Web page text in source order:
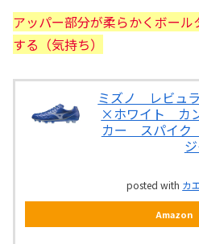
アッパー部分が柔らかくボー
する（気持ち）
ミズノ レビュ
×ホワイト カ
カー スパイ
posted with カ
Amazon